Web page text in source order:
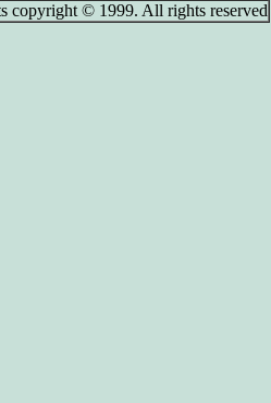
copyright © 1999. All rights reserved